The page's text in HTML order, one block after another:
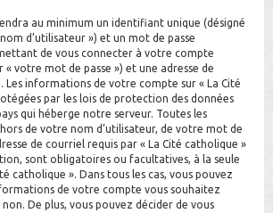
au minimum un identifiant unique (désigné
d’utilisateur ») et un mot de passe
de vous connecter à votre compte
« votre mot de passe ») et une adresse de
Les informations de votre compte sur « La Cité
par les lois de protection des données
qui héberge notre serveur. Toutes les
de votre nom d’utilisateur, de votre mot de
de courriel requis par « La Cité catholique »
sont obligatoires ou facultatives, à la seule
catholique ». Dans tous les cas, vous pouvez
de votre compte vous souhaitez
De plus, vous pouvez décider de vous